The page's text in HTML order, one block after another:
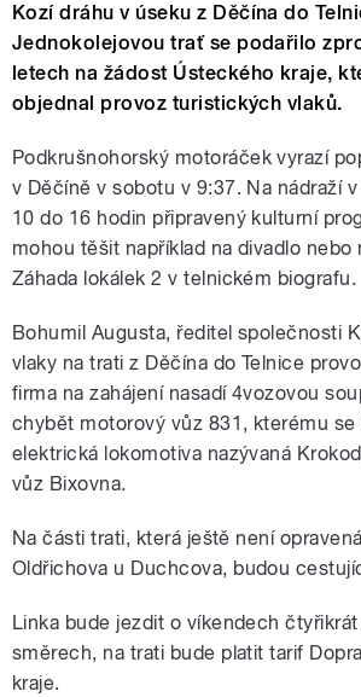
Kozí dráhu v úseku z Děčína do
Jednokolejovou trať se podařilo
letech na žádost Ústeckého kraje,
objednal provoz turistických vlaků.
Podkrušnohorský motoráček vyrazí
v Děčíně v sobotu v 9:37. Na nádraží
10 do 16 hodin připravený kulturní
mohou těšit například na divadlo nebo
Záhada lokálek 2 v telnickém biografu.
Bohumil Augusta, ředitel společnosti
vlaky na trati z Děčína do Telnice
firma na zahájení nasadí 4vozovou
chybět motorový vůz 831, kterému se
elektrická lokomotiva nazývaná
vůz Bixovna.
Na části trati, která ještě není
Oldřichova u Duchcova, budou
Linka bude jezdit o víkendech
směrech, na trati bude platit tarif
kraje.